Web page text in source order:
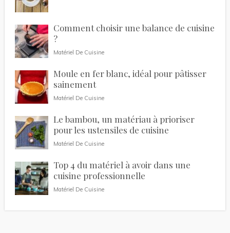
Comment choisir une balance de cuisine
?
Matériel De Cuisine
Moule en fer blanc, idéal pour pâtisser
sainement
Matériel De Cuisine
Le bambou, un matériau à prioriser
pour les ustensiles de cuisine
Matériel De Cuisine
Top 4 du matériel à avoir dans une
cuisine professionnelle
Matériel De Cuisine